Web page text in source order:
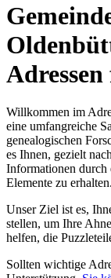
Willkommen im
eine umfangreiche
genealogischen
es Ihnen, gezielt
Informationen durch
Elemente zu erhalten.
Unser Ziel ist es,
stellen, um Ihre
helfen, die
Sollten wichtige